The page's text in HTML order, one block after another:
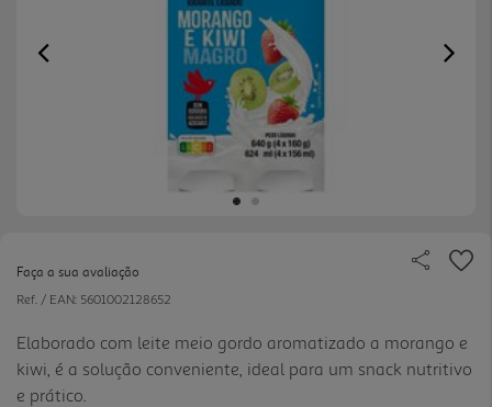
Previous
Faça a sua avaliação
Ref. / EAN: 5601002128652
Elaborado com leite meio gordo aromatizado a morango e
kiwi, é a solução conveniente, ideal para um snack nutritivo
e prático.